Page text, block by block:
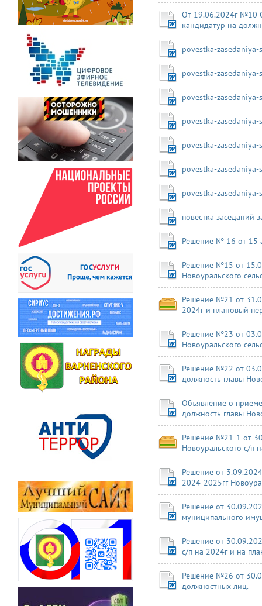
От 19.06.2024г №10
кандидатур на
povestka-
povestka-
povestka-
povestka-
povestka-
povestka-
povestka-
повестка заседаний
Решение № 16 от 15
Решение №15 от
Новоуральского
Решение №21 от
2024г и плановый
Решение №23 от
Новоуральского
Решение №22 от
должность главы
Объявление о
должность главы
Решение №21-1 от
Новоуральского с/п
Решение от
2024-2025гг
Решение от
муниципального
Решение от
с/п на 2024г и на
Решение №26 от
должностных лиц.